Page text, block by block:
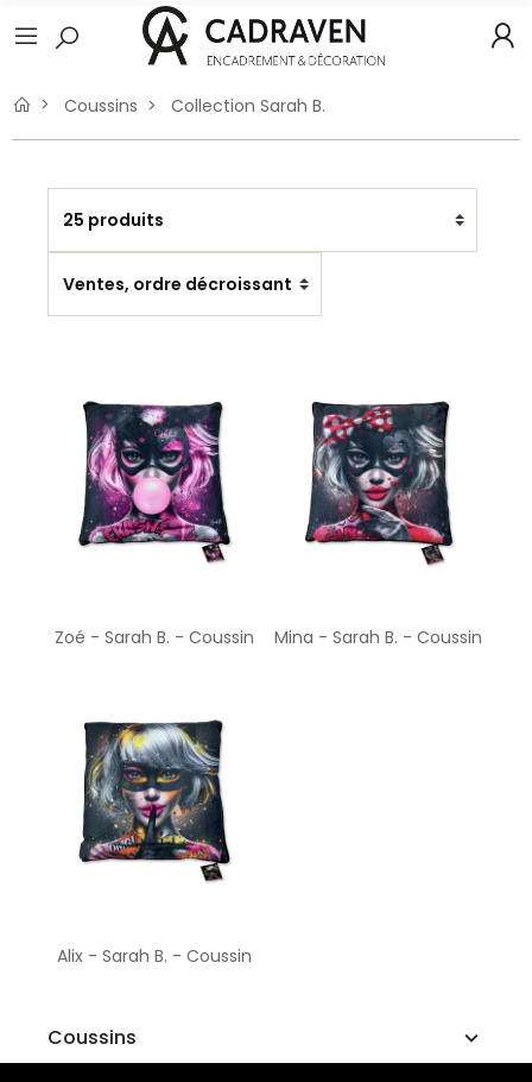
Coussins Collection Sarah B.
Coussins
Zoé - Sarah B. - Coussin Mina - Sarah B. - Coussin
Alix - Sarah B. - Coussin